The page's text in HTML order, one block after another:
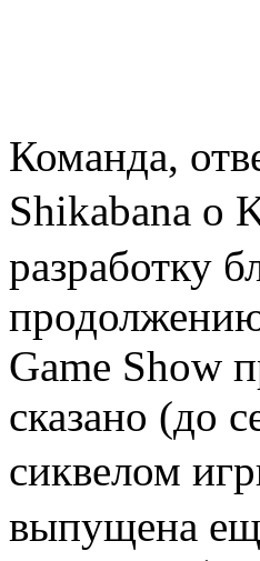
Команда,
Shikabana o
разработку
Game Show
сказано (до
сиквелом
выпущена